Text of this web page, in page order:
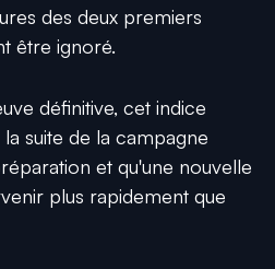
des deux premiers
être ignoré.
définitive, cet indice
suite de la campagne
et qu'une nouvelle
plus rapidement que